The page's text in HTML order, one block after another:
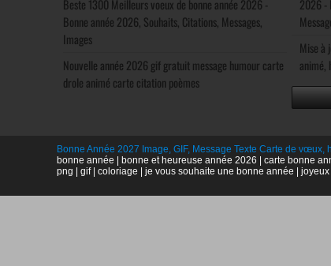
Beste 1300 Meilleurs voeux de bonne année 2026 -
Bonne année 2026, Souhaits, Citations, Messages,
Images
Nouvelle année 2026 gif gratuit message humour carte
drole animé carte citation poèmes
2026 -
Mise à
animé,
Bonne Année 2027 Image, GIF, Message Texte Carte de vœux,
bonne année | bonne et heureuse année 2026 | carte bonne
png | gif | coloriage | je vous souhaite une bonne année |